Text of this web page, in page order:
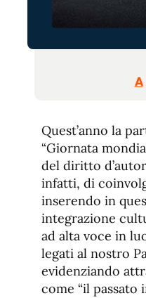
A
Quest’anno la
“Giornata
del diritto
infatti, di
inserendo in
integrazione
ad alta voce in
legati al nostro
evidenziando
come “il passato